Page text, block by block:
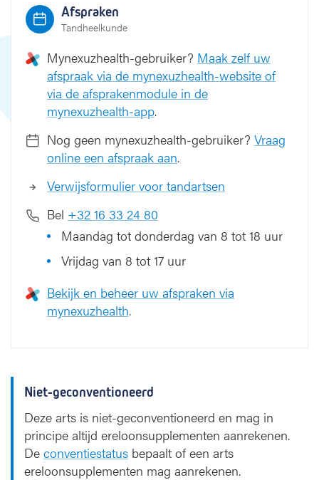
Afspraken
Tandheelkunde
Mynexuzhealth-gebruiker? Maak zelf uw
afspraak via de mynexuzhealth-website of
via de afsprakenmodule in de
mynexuzhealth-app.
Nog geen mynexuzhealth-gebruiker? Vraag
online een afspraak aan.
Verwijsformulier voor tandartsen
Bel +32 16 33 24 80
Maandag tot donderdag van 8 tot 18 uur
Vrijdag van 8 tot 17 uur
Bekijk en beheer uw afspraken via
mynexuzhealth.
Niet-geconventioneerd
Deze arts is niet-geconventioneerd en mag in
principe altijd ereloonsupplementen aanrekenen.
De conventiestatus bepaalt of een arts
ereloonsupplementen mag aanrekenen.